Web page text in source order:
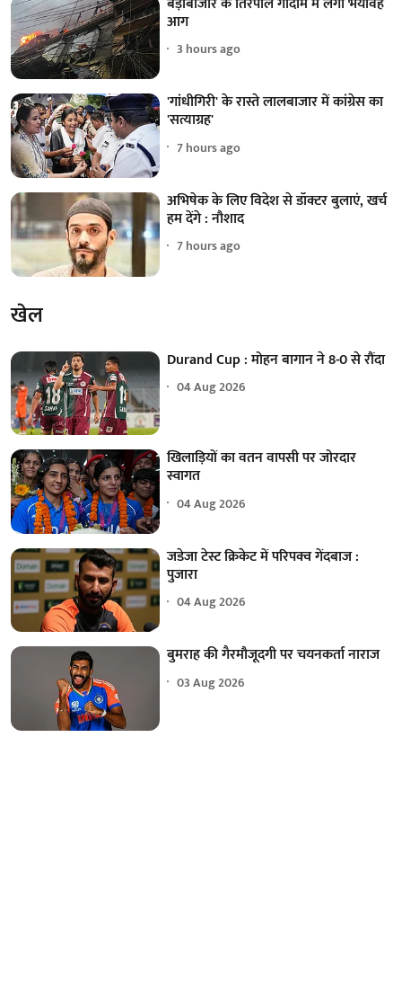
आग
3 hours ago
'गांधीगिरी' के रास्ते लालबाजार में कांग्रेस का
'सत्याग्रह'
7 hours ago
अभिषेक के लिए विदेश से डॉक्टर बुलाएं, खर्च
हम देंगे : नौशाद
7 hours ago
खेल
Durand Cup : मोहन बागान ने 8-0 से रौंदा
04 Aug 2026
खिलाड़ियों का वतन वापसी पर जोरदार
स्वागत
04 Aug 2026
जडेजा टेस्ट क्रिकेट में परिपक्व गेंदबाज :
पुजारा
04 Aug 2026
बुमराह की गैरमौजूदगी पर चयनकर्ता नाराज
03 Aug 2026